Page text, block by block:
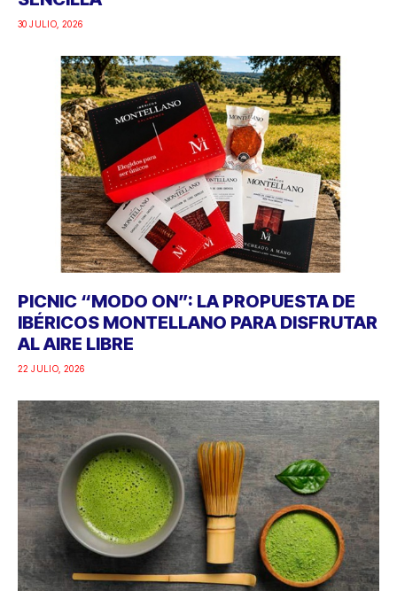
30 JULIO, 2026
PICNIC “MODO ON”: LA PROPUESTA DE
IBÉRICOS MONTELLANO PARA DISFRUTAR
AL AIRE LIBRE
22 JULIO, 2026